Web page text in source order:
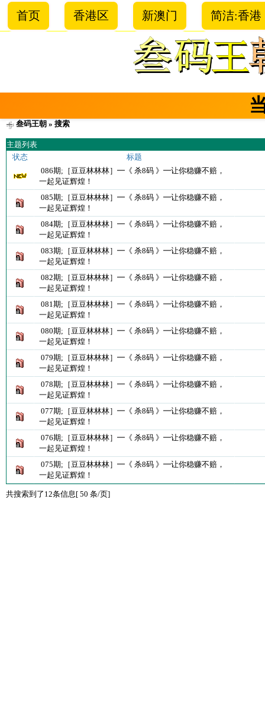
首页 香港区 新澳门 简洁:香港
叁码王朝 » 搜索
主题列表
状态
标题
086期;［豆豆林林林］━《 杀8码 》━让你稳赚不赔，
一起见证辉煌！
085期;［豆豆林林林］━《 杀8码 》━让你稳赚不赔，
一起见证辉煌！
084期;［豆豆林林林］━《 杀8码 》━让你稳赚不赔，
一起见证辉煌！
083期;［豆豆林林林］━《 杀8码 》━让你稳赚不赔，
一起见证辉煌！
082期;［豆豆林林林］━《 杀8码 》━让你稳赚不赔，
一起见证辉煌！
081期;［豆豆林林林］━《 杀8码 》━让你稳赚不赔，
一起见证辉煌！
080期;［豆豆林林林］━《 杀8码 》━让你稳赚不赔，
一起见证辉煌！
079期;［豆豆林林林］━《 杀8码 》━让你稳赚不赔，
一起见证辉煌！
078期;［豆豆林林林］━《 杀8码 》━让你稳赚不赔，
一起见证辉煌！
077期;［豆豆林林林］━《 杀8码 》━让你稳赚不赔，
一起见证辉煌！
076期;［豆豆林林林］━《 杀8码 》━让你稳赚不赔，
一起见证辉煌！
075期;［豆豆林林林］━《 杀8码 》━让你稳赚不赔，
一起见证辉煌！
共搜索到了12条信息[ 50 条/页]